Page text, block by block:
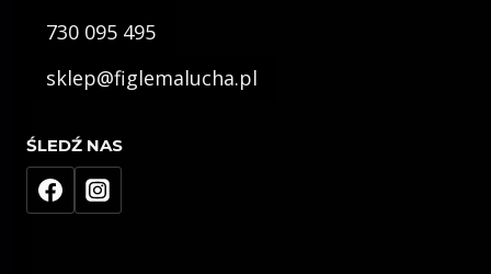
730 095 495
sklep@figlemalucha.pl
ŚLEDŹ NAS